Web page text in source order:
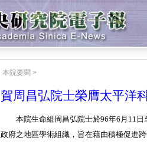
本院要聞 >
賀周昌弘院士榮膺太平洋
本院生命組周昌弘院士於96年6 月 11 日
政府之地區學術組織，旨在藉由積極促進